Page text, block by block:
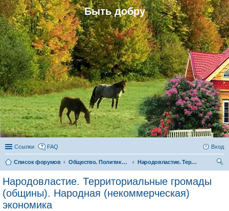
Быть добру
Ссылки FAQ Вход
Список форумов Общество. Политика. Экономика. Народовластие. Территориальные громады (общины)
Народовластие. Территориальные громады (общины). Народная (некоммерческая) экономика
Народовластие. Территориальные громады
(общины). Народная (некоммерческая)
экономика